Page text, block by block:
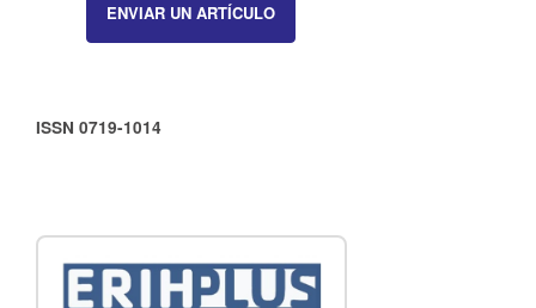
ENVIAR UN ARTÍCULO
ISSN 0719-1014